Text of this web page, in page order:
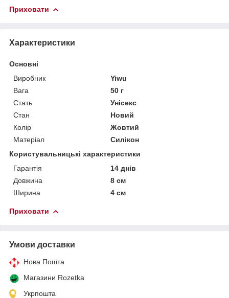
Приховати
Характеристики
Основні
Виробник
Yiwu
Вага
50 г
Стать
Унісекс
Стан
Новий
Колір
Жовтий
Матеріал
Силікон
Користувальницькі характеристики
Гарантія
14 днів
Довжина
8 см
Ширина
4 см
Приховати
Умови доставки
Нова Пошта
Магазини Rozetka
Укрпошта